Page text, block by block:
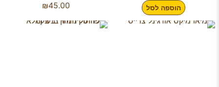
הוספה לסל
₪45.00